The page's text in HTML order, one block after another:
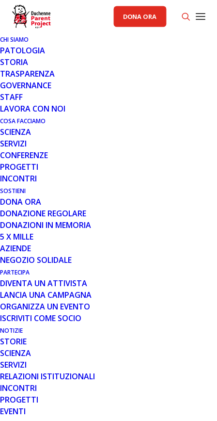
DONA ORA
CHI SIAMO
PATOLOGIA
STORIA
TRASPARENZA
GOVERNANCE
STAFF
LAVORA CON NOI
COSA FACCIAMO
SCIENZA
SERVIZI
CONFERENZE
PROGETTI
INCONTRI
SOSTIENI
DONA ORA
DONAZIONE REGOLARE
DONAZIONI IN MEMORIA
5 X MILLE
AZIENDE
NEGOZIO SOLIDALE
PARTECIPA
DIVENTA UN ATTIVISTA
LANCIA UNA CAMPAGNA
ORGANIZZA UN EVENTO
ISCRIVITI COME SOCIO
NOTIZIE
STORIE
SCIENZA
SERVIZI
RELAZIONI ISTITUZIONALI
INCONTRI
PROGETTI
EVENTI
GENERALE
9 APR 2013
ASSEMBLEA ORDINARIA E
STRAORDINARIA
Il 20 aprile 2013, sono convocate l’assemblea
ordinaria e l’assemblea straordinaria dei soci di
Parent Project onlus
dell’assemblea straordinaria c’è la discussione di alcune
modifiche allo Statuto.
Per agevolare la discussione, abbiamo pubblicato le
due versioni dello statuto
vigore e quello con le modifiche da discutere in corso di
assemblea. Per confrontare le due versioni (le
modifiche proposte sono evidenziate in giallo)
cliccare su questo
L’assemblea straordinaria
onlus è convocata presso l’Hotel Ergife, Via Aurelia 619-
00165 Roma, in prima convocazione il giorno
20/04/2013 alle ore 13.00 ed eventualmente in seconda
convocazione il giorno 20/04/2013 alle ore 15:00 nel
medesimo luogo.
L’assemblea ordinaria